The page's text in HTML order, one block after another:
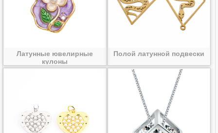
Латунные ювелирные
кулоны
Полой латунной подвески